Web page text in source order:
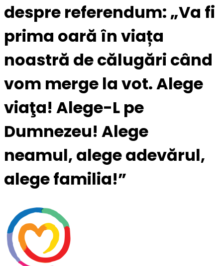
despre referendum: „Va fi
prima oară în viața
noastră de călugări când
vom merge la vot. Alege
viaţa! Alege-L pe
Dumnezeu! Alege
neamul, alege adevărul,
alege familia!”